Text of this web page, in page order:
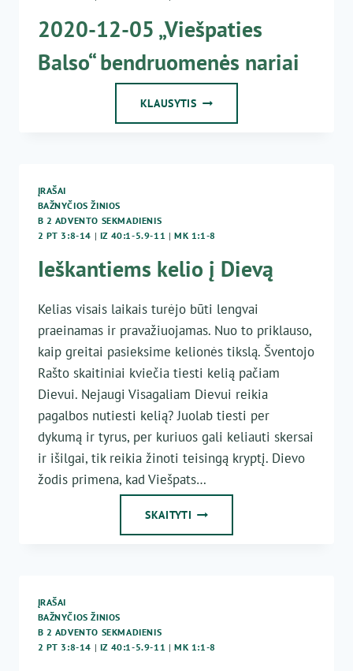
2020-12-05 „Viešpaties
Balso“ bendruomenės nariai
KLAUSYTIS2020-
ĮRAŠAI
BAŽNYČIOS ŽINIOS
B 2 ADVENTO SEKMADIENIS
2 PT 3:8-14 | IZ 40:1-5.9-11 | MK 1:1-8
Ieškantiems kelio į Dievą
Kelias visais laikais turėjo būti lengvai
praeinamas ir pravažiuojamas. Nuo to priklauso,
kaip greitai pasieksime kelionės tikslą. Šventojo
Rašto skaitiniai kviečia tiesti kelią pačiam
Dievui. Nejaugi Visagaliam Dievui reikia
pagalbos nutiesti kelią? Juolab tiesti per
dykumą ir tyrus, per kuriuos gali keliauti skersai
ir išilgai, tik reikia žinoti teisingą kryptį. Dievo
žodis primena, kad Viešpats…
SKAITYTI IEŠKANTIEMS
ĮRAŠAI
BAŽNYČIOS ŽINIOS
B 2 ADVENTO SEKMADIENIS
2 PT 3:8-14 | IZ 40:1-5.9-11 | MK 1:1-8